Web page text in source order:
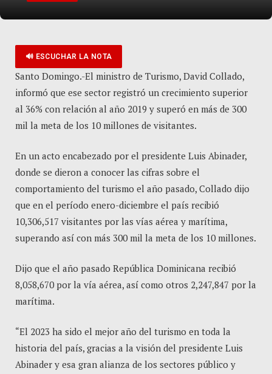
🔊 ESCUCHAR LA NOTA
Santo Domingo.-El ministro de Turismo, David Collado,
informó que ese sector registró un crecimiento superior
al 36% con relación al año 2019 y superó en más de 300
mil la meta de los 10 millones de visitantes.
En un acto encabezado por el presidente Luis Abinader,
donde se dieron a conocer las cifras sobre el
comportamiento del turismo el año pasado, Collado dijo
que en el período enero-diciembre el país recibió
10,306,517 visitantes por las vías aérea y marítima,
superando así con más 300 mil la meta de los 10 millones.
Dijo que el año pasado República Dominicana recibió
8,058,670 por la vía aérea, así como otros 2,247,847 por la
marítima.
“El 2023 ha sido el mejor año del turismo en toda la
historia del país, gracias a la visión del presidente Luis
Abinader y esa gran alianza de los sectores público y